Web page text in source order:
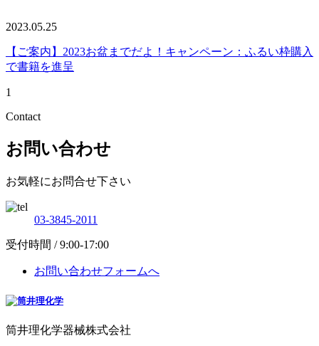
2023.05.25
【ご案内】2023お盆までだよ！キャンペーン：ふるい枠購入
で書籍を進呈
1
Contact
お問い合わせ
お気軽にお問合せ下さい
03-3845-2011
受付時間 / 9:00-17:00
お問い合わせフォームへ
筒井理化学器械株式会社